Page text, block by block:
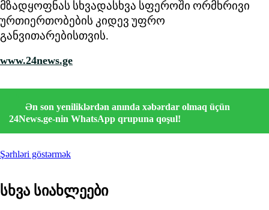
მზადყოფნას სხვადასხვა სფეროში ორმხრივი
ურთიერთობების კიდევ უფრო
განვითარებისთვის.
www.24news.ge
Ən son yeniliklərdən anında xəbərdar olmaq üçün
24News.ge-nin WhatsApp qrupuna qoşul!
Şərhləri göstərmək
სხვა სიახლეები